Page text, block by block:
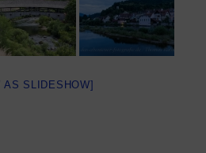
AS SLIDESHOW]